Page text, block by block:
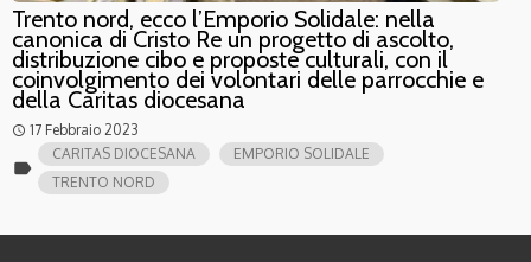
Trento nord, ecco l’Emporio Solidale: nella
canonica di Cristo Re un progetto di ascolto,
distribuzione cibo e proposte culturali, con il
coinvolgimento dei volontari delle parrocchie e
della Caritas diocesana
access_time 17 Febbraio 2023
label
CARITAS DIOCESANA
EMPORIO SOLIDALE
TRENTO NORD